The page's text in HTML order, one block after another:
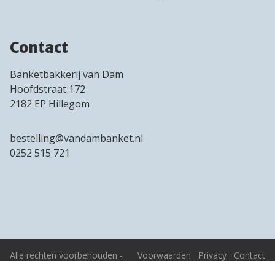
Contact
Banketbakkerij van Dam
Hoofdstraat 172
2182 EP Hillegom
bestelling@vandambanket.nl
0252 515 721
Alle rechten voorbehouden - Voorwaarden Privacy Contact